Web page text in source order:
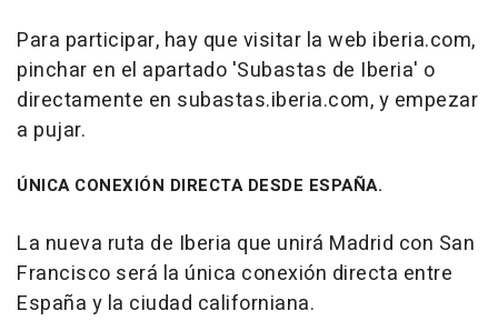
Para participar, hay que visitar la web iberia.com,
pinchar en el apartado 'Subastas de Iberia' o
directamente en subastas.iberia.com, y empezar
a pujar.
ÚNICA CONEXIÓN DIRECTA DESDE ESPAÑA.
La nueva ruta de Iberia que unirá Madrid con San
Francisco será la única conexión directa entre
España y la ciudad californiana.